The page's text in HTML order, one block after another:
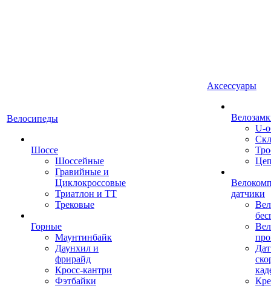
Велосипеды
Шоссе
Шоссейные
Гравийные и
Циклокроссовые
Триатлон и ТТ
Трековые
Горные
Маунтинбайк
Даунхил и
фрирайд
Кросс-кантри
Фэтбайки
Аксессуары
U-
датчики